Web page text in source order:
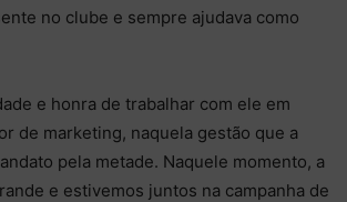
no clube e sempre ajudava como
e honra de trabalhar com ele em
de marketing, naquela gestão que a
pela metade. Naquele momento, a
e estivemos juntos na campanha de